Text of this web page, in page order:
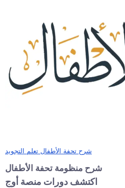
شرح تحفة الأطفال تعلم التجويد
شرح منظومة تحفة الأطفال
اكتشف دورات منصة أوج